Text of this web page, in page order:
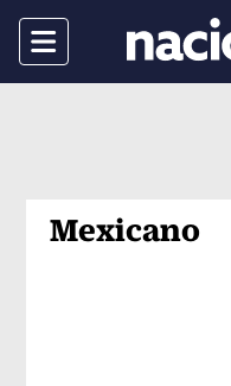
Menu
Mexicano